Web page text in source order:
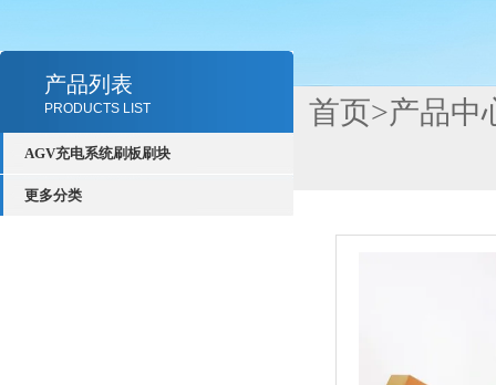
产品列表
PRODUCTS LIST
AGV充电系统刷板刷块
更多分类
首页>产品中